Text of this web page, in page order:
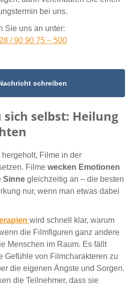
bei uns.
Sie uns an unter:
/ 90 90 75 – 500
schreiben
selbst: Heilung
Filme in der
Filme wecken Emotionen
Sinne gleichzeitig an – die besten
nur, wenn man etwas dabei
wird schnell klar, warum
die Filmfiguren ganz andere
Menschen im Raum. Es fällt
Gefühle von Filmcharakteren zu
die eigenen Ängste und Sorgen.
die Teilnehmer, dass sie